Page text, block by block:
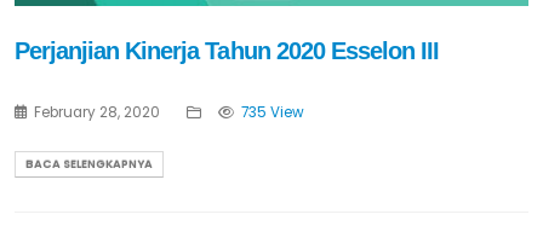
Perjanjian Kinerja Tahun 2020 Esselon III
February 28, 2020 735 View
BACA SELENGKAPNYA